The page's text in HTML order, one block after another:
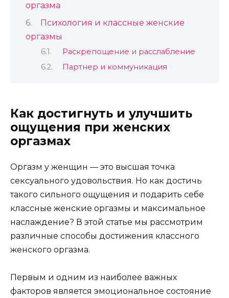
оргазма
Психология и классные женские
оргазмы
Раскрепощение и расслабление
Партнер и коммуникация
Как достигнуть и улучшить
ощущения при женских
оргазмах
Оргазм у женщин — это высшая точка
сексуального удовольствия. Но как достичь
такого сильного ощущения и подарить себе
классные женские оргазмы и максимальное
наслаждение? В этой статье мы рассмотрим
различные способы достижения классного
женского оргазма.
Первым и одним из наиболее важных
факторов является эмоциональное состояние